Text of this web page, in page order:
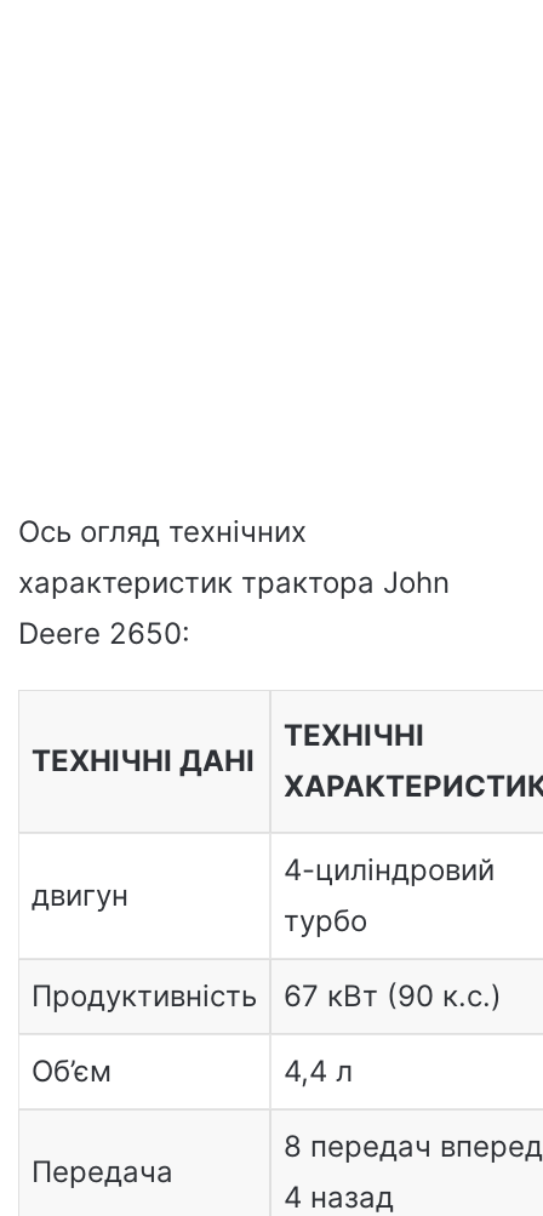
Ось огляд технічних
характеристик трактора John
Deere 2650:
ТЕХНІЧНІ ДАНІ
ТЕХНІЧНІ
двигун
4-циліндровий
турбо
Продуктивність 67 кВт (90 к.с.)
Об’єм 4,4 л
Передача
8 передач вперед
4 назад